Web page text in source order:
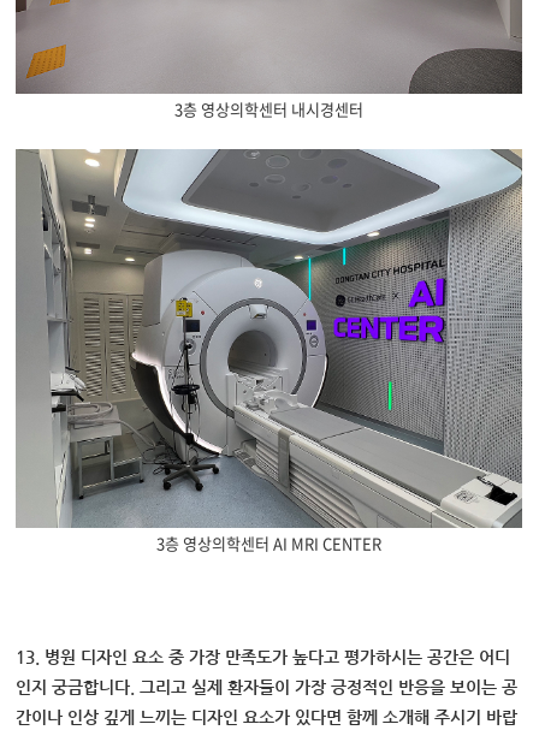
3층 영상의학센터 내시경센터
3층 영상의학센터 AI MRI CENTER
13. 병원 디자인 요소 중 가장 만족도가 높다고 평가하시는 공간은 어디
인지 궁금합니다. 그리고 실제 환자들이 가장 긍정적인 반응을 보이는 공
간이나 인상 깊게 느끼는 디자인 요소가 있다면 함께 소개해 주시기 바랍